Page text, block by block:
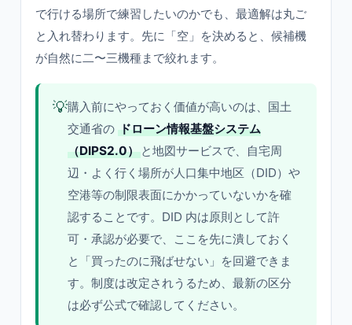
で行ける場所で練習したいのかでも、最適解は丸ご
と入れ替わります。先に「空」を決めると、候補機
が自然に二〜三機種まで絞れます。
💡購入前にやっておく価値が高いのは、国土
交通省の ドローン情報基盤システム
（DIPS2.0） と地図サービスで、自宅周
辺・よく行く場所が人口集中地区（DID）や
空港等の制限表面にかかっていないかを確
認することです。DID 内は原則として許
可・承認が必要で、ここを先に潰しておく
と「買ったのに飛ばせない」を回避できま
す。制度は改定されうるため、最新の区分
は必ず公式で確認してください。